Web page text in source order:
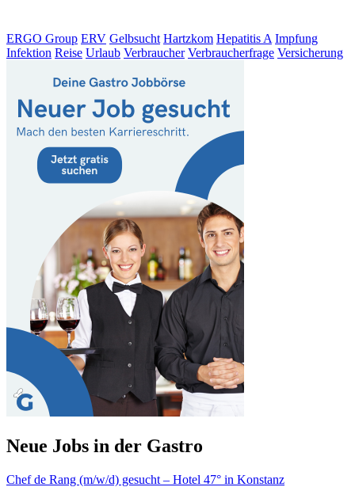
ERGO Group ERV Gelbsucht Hartzkom Hepatitis A Impfung
Infektion Reise Urlaub Verbraucher Verbraucherfrage Versicherung
Neue Jobs in der Gastro
Chef de Rang (m/w/d) gesucht – Hotel 47° in Konstanz